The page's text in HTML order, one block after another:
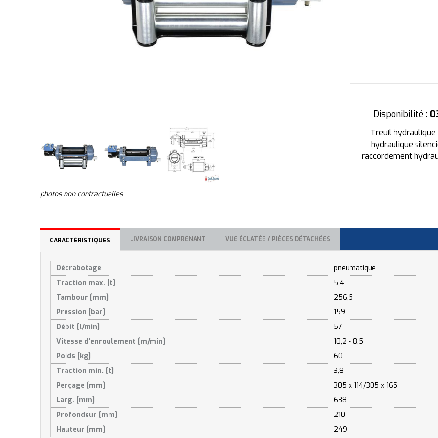
photos non contractuelles
Disponibilité :
Treuil
hydraulique
raccordement
CARACTÉRISTIQUES LIVRAISON COMPRENANT VUE ÉCLATÉE / PIÈCES DÉTACHÉES
Décrabotage
pneumatique
Traction max. [t]
5,4
Tambour [mm]
256,5
Pression [bar]
159
Débit [l/min]
57
Vitesse d'enroulement [m/min]
10,2 - 8,5
Poids [kg]
60
Traction min. [t]
3,8
Perçage [mm]
305 x 114/305 x 165
Larg. [mm]
638
Profondeur [mm]
210
Hauteur [mm]
249